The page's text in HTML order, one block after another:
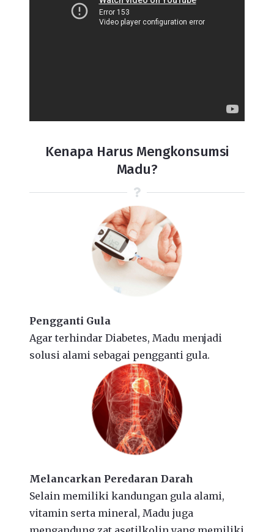
Kenapa Harus Mengkonsumsi
Madu?
Pengganti Gula
Agar terhindar Diabetes, Madu menjadi
solusi alami sebagai pengganti gula.
Melancarkan Peredaran Darah
Selain memiliki kandungan gula alami,
vitamin serta mineral, Madu juga